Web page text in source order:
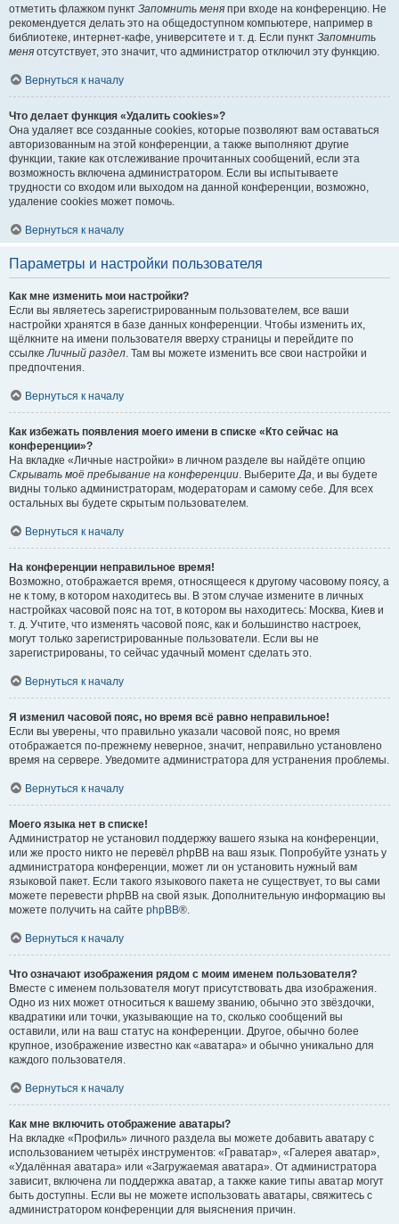
отметить флажком пункт Запомнить меня при входе на конференцию. Не
рекомендуется делать это на общедоступном компьютере, например в
библиотеке, интернет-кафе, университете и т. д. Если пункт Запомнить
меня отсутствует, это значит, что администратор отключил эту функцию.
Вернуться к началу
Что делает функция «Удалить cookies»?
Она удаляет все созданные cookies, которые позволяют вам оставаться
авторизованным на этой конференции, а также выполняют другие
функции, такие как отслеживание прочитанных сообщений, если эта
возможность включена администратором. Если вы испытываете
трудности со входом или выходом на данной конференции, возможно,
удаление cookies может помочь.
Вернуться к началу
Параметры и настройки пользователя
Как мне изменить мои настройки?
Если вы являетесь зарегистрированным пользователем, все ваши
настройки хранятся в базе данных конференции. Чтобы изменить их,
щёлкните на имени пользователя вверху страницы и перейдите по
ссылкеЛичный раздел. Там вы можете изменить все свои настройки и
предпочтения.
Вернуться к началу
Как избежать появления моего имени в списке «Кто сейчас на
конференции»?
На вкладке «Личные настройки» в личном разделе вы найдёте опцию
Скрывать моё пребывание на конференции. ВыберитеДа, и вы будете
видны только администраторам, модераторам и самому себе. Для всех
остальных вы будете скрытым пользователем.
Вернуться к началу
На конференции неправильное время!
Возможно, отображается время, относящееся к другому часовому поясу, а
не к тому, в котором находитесь вы. В этом случае измените в личных
настройках часовой пояс на тот, в котором вы находитесь: Москва, Киев и
т. д. Учтите, что изменять часовой пояс, как и большинство настроек,
могут только зарегистрированные пользователи. Если вы не
зарегистрированы, то сейчас удачный момент сделать это.
Вернуться к началу
Я изменил часовой пояс, но время всё равно неправильное!
Если вы уверены, что правильно указали часовой пояс, но время
отображается по-прежнему неверное, значит, неправильно установлено
время на сервере. Уведомите администратора для устранения проблемы.
Вернуться к началу
Моего языка нет в списке!
Администратор не установил поддержку вашего языка на конференции,
или же просто никто не перевёл phpBB на ваш язык. Попробуйте узнать у
администратора конференции, может ли он установить нужный вам
языковой пакет. Если такого языкового пакета не существует, то вы сами
можете перевести phpBB на свой язык. Дополнительную информацию вы
можете получить на сайте phpBB®.
Вернуться к началу
Что означают изображения рядом с моим именем пользователя?
Вместе с именем пользователя могут присутствовать два изображения.
Одно из них может относиться к вашему званию, обычно это звёздочки,
квадратики или точки, указывающие на то, сколько сообщений вы
оставили, или на ваш статус на конференции. Другое, обычно более
крупное, изображение известно как «аватара» и обычно уникально для
каждого пользователя.
Вернуться к началу
Как мне включить отображение аватары?
На вкладке «Профиль» личного раздела вы можете добавить аватару с
использованием четырёх инструментов: «Граватар», «Галерея аватар»,
«Удалённая аватара» или «Загружаемая аватара». От администратора
зависит, включена ли поддержка аватар, а также какие типы аватар могут
быть доступны. Если вы не можете использовать аватары, свяжитесь с
администратором конференции для выяснения причин.